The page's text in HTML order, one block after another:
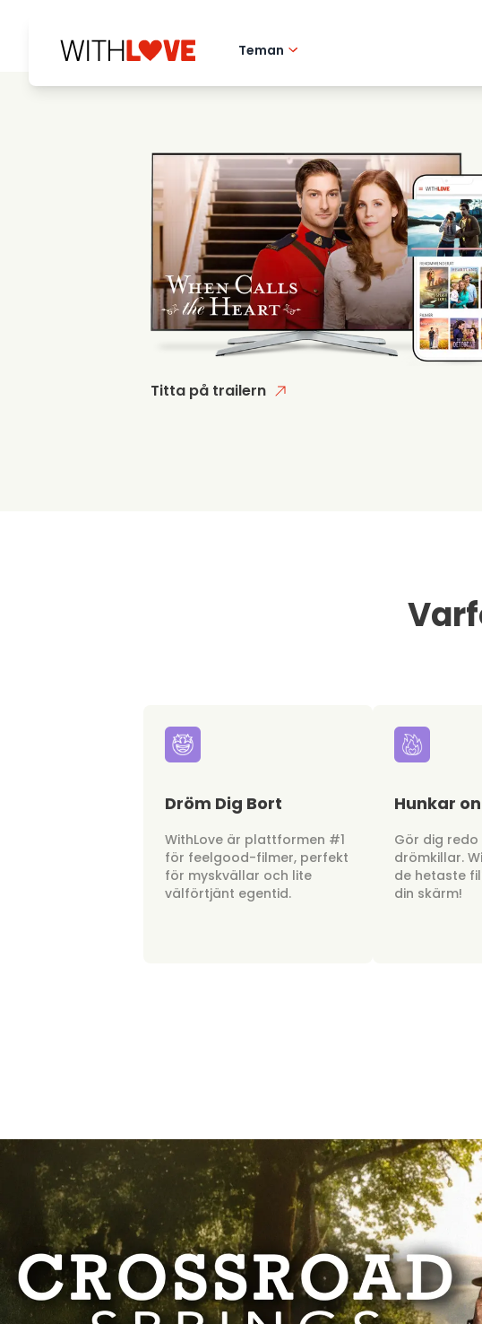
Teman
Mysterier
Titta på trailern
Dröm Dig Bort
WithLove är plattformen #1
för feelgood-filmer, perfekt
för myskvällar och lite
välförtjänt egentid.
Hunkar
Gör dig
drömkillar.
de hetaste
din skärm!